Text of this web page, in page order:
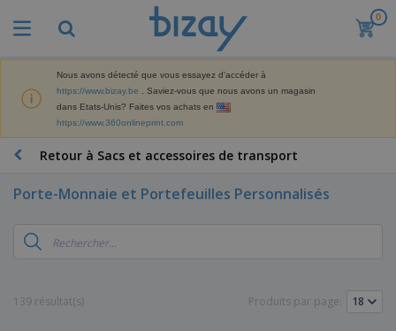
0
Nous avons détecté que vous essayez d'accéder à
https://www.bizay.be
. Saviez-vous que nous avons un magasin
dans Etats-Unis? Faites vos achats en
https://www.360onlineprint.com
Retour à Sacs et accessoires de transport
Porte-Monnaie et Portefeuilles Personnalisés
139 résultat(s) Produits par page: